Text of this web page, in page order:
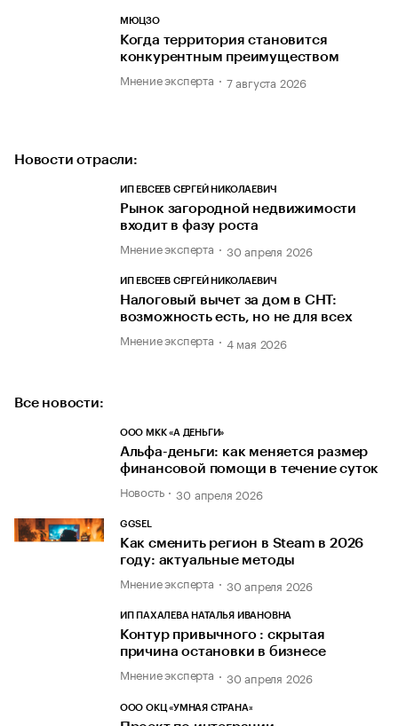
МЮЦЗО
Когда территория становится
конкурентным преимуществом
Мнение эксперта 7 августа 2026
Новости отрасли:
ИП ЕВСЕЕВ СЕРГЕЙ НИКОЛАЕВИЧ
Рынок загородной недвижимости
входит в фазу роста
Мнение эксперта 30 апреля 2026
ИП ЕВСЕЕВ СЕРГЕЙ НИКОЛАЕВИЧ
Налоговый вычет за дом в СНТ:
возможность есть, но не для всех
Мнение эксперта 4 мая 2026
Все новости:
ООО МКК «А ДЕНЬГИ»
Альфа-деньги: как меняется размер
финансовой помощи в течение суток
Новость 30 апреля 2026
GGSEL
Как сменить регион в Steam в 2026
году: актуальные методы
Мнение эксперта 30 апреля 2026
ИП ПАХАЛЕВА НАТАЛЬЯ ИВАНОВНА
Контур привычного : скрытая
причина остановки в бизнесе
Мнение эксперта 30 апреля 2026
ООО ОКЦ «УМНАЯ СТРАНА»